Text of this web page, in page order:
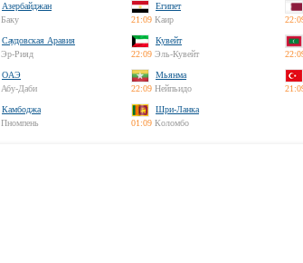
Азербайджан
Баку
Египет
21:09 Каир
Саудовская Аравия
Эр-Рияд
Кувейт
22:09 Эль-Кувейт
ОАЭ
Абу-Даби
Мьянма
22:09 Нейпьидо
Камбоджа
Пномпень
Шри-Ланка
01:09 Коломбо